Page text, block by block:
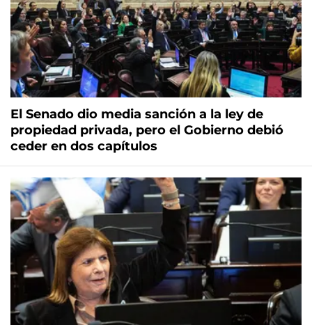
El Senado dio media sanción a la ley de
propiedad privada, pero el Gobierno debió
ceder en dos capítulos